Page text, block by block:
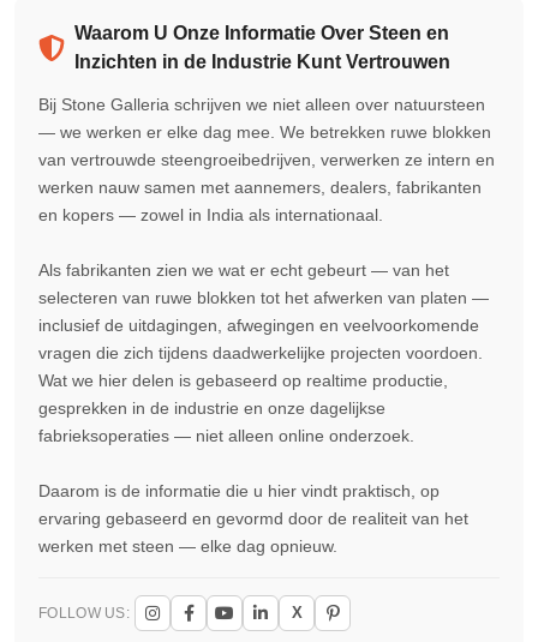
Waarom U Onze Informatie Over Steen en
Inzichten in de Industrie Kunt Vertrouwen
Bij Stone Galleria schrijven we niet alleen over natuursteen
— we werken er elke dag mee. We betrekken ruwe blokken
van vertrouwde steengroeibedrijven, verwerken ze intern en
werken nauw samen met aannemers, dealers, fabrikanten
en kopers — zowel in India als internationaal.
Als fabrikanten zien we wat er echt gebeurt — van het
selecteren van ruwe blokken tot het afwerken van platen —
inclusief de uitdagingen, afwegingen en veelvoorkomende
vragen die zich tijdens daadwerkelijke projecten voordoen.
Wat we hier delen is gebaseerd op realtime productie,
gesprekken in de industrie en onze dagelijkse
fabrieksoperaties — niet alleen online onderzoek.
Daarom is de informatie die u hier vindt praktisch, op
ervaring gebaseerd en gevormd door de realiteit van het
werken met steen — elke dag opnieuw.
FOLLOW US: X